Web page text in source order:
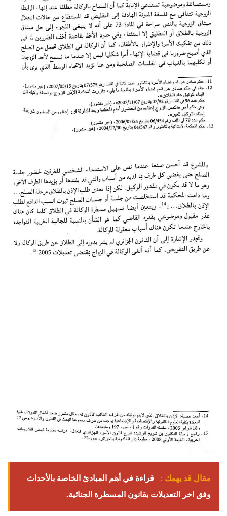
مقال قد يهمك :
قراءة في أهم المبادئ الخاصة بالأحداث
وفق اخر التعديلات بقانون المسطرة الجنائية.